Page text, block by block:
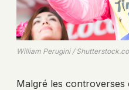
William Perugini /
Malgré les controverses